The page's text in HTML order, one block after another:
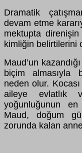
Dramatik
devam etme
mektupta direnişin
kimliğin belirtilerini
Maud’un
biçim almasıyla
neden olur.
aileye evlatlık
yoğunluğunun
Maud, doğum
zorunda kalan